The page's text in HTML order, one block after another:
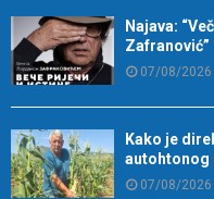
Najava:
Zafranović”
07/08/2026
Kako je
autohtonog
07/08/2026